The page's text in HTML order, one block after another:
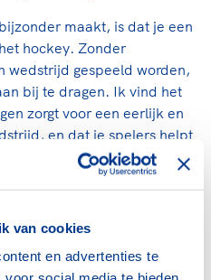
van cookies
en advertenties te
rondom gewenst en
maakt, is dat je een
hockey. Zonder
wedstrijd gespeeld worden,
bij te dragen. Ik vind het
zorgt voor een eerlijk en
en dat je spelers helpt
Daarbij leer je zelf ook
je
ontzettend veel